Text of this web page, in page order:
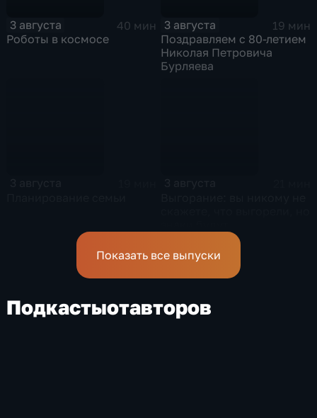
3 августа
40 мин
Роботы в космосе
3 августа
19 мин
Поздравляем с 80-летием
Николая Петровича
Бурляева
Показать все выпуски
Подкастыотавторов